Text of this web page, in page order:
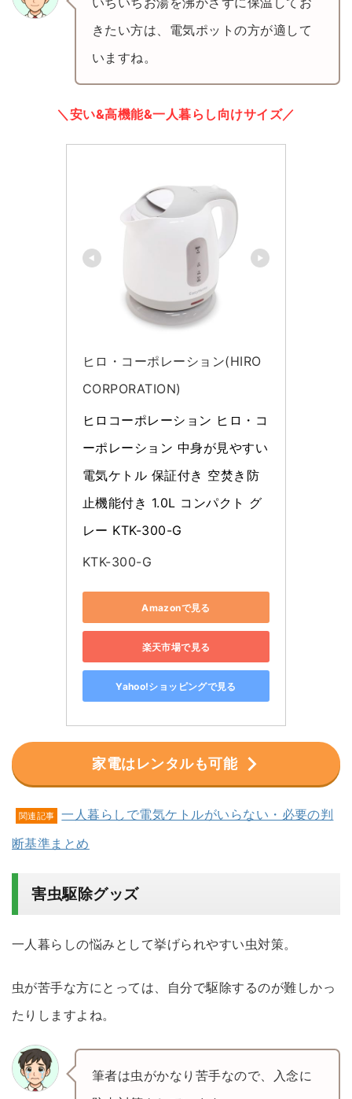
きたい方は、電気ポットの方が適して
いますね。
＼安い&高機能&一人暮らし向けサイズ／
ヒロ・コーポレーション(HIRO
CORPORATION)
ヒロコーポレーション ヒロ・コ
ーポレーション 中身が見やすい
電気ケトル 保証付き 空焚き防
止機能付き 1.0L コンパクト グ
レー KTK-300-G
KTK-300-G
Amazonで見る
楽天市場で見る
Yahoo!ショッピングで見る
家電はレンタルも可能
関連記事
一人暮らしで電気ケトルがいらない・必要の判
断基準まとめ
害虫駆除グッズ
一人暮らしの悩みとして挙げられやすい虫対策。
虫が苦手な方にとっては、自分で駆除するのが難しかっ
たりしますよね。
筆者は虫がかなり苦手なので、入念に